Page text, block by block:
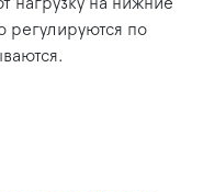
нагрузку на нижние
регулируются по